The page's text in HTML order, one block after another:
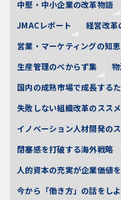
中堅・中小企業の改革物語
JMACレポート
経営改革
営業・マーケティングの知
生産管理のべからず集
国内の成熟市場で成長する
失敗しない組織改革のスス
イノベーション人材開発の
閉塞感を打破する海外戦略
人的資本の充実が企業価値
今から「働き方」の話をし